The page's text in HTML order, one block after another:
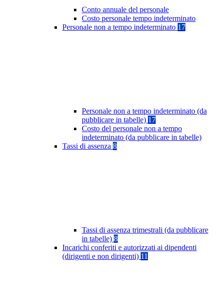
Conto annuale del personale
Costo personale tempo indeterminato
Personale non a tempo indeterminato 17
Personale non a tempo indeterminato (da
pubblicare in tabelle) 17
Costo del personale non a tempo
indeterminato (da pubblicare in tabelle)
Tassi di assenza 8
Tassi di assenza trimestrali (da pubblicare
in tabelle) 8
Incarichi conferiti e autorizzati ai dipendenti
(dirigenti e non dirigenti) 11